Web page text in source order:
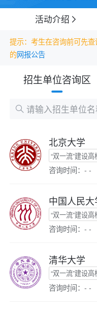
活动介绍
提示：考生在咨询前可先
的网报公告
招生单位咨询区
北京大学
“双一流”建设高
咨询时间：- -
中国人民大
“双一流”建设高
咨询时间：- -
清华大学
“双一流”建设高
咨询时间：- -